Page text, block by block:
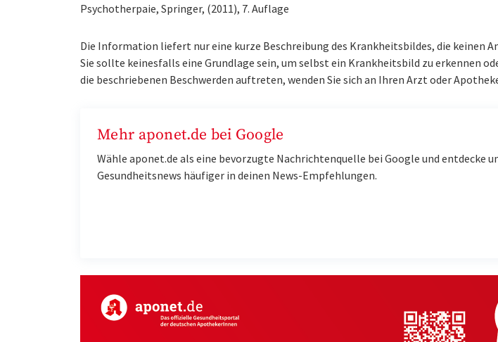
Psychotherpaie, Springer, (2011), 7. Auflage
Die Information liefert nur eine kurze Beschreibung des Krankheitsbildes, die keinen
Sie sollte keinesfalls eine Grundlage sein, um selbst ein Krankheitsbild zu erkennen
die beschriebenen Beschwerden auftreten, wenden Sie sich an Ihren Arzt oder
Mehr aponet.de bei Google
Wähle aponet.de als eine bevorzugte Nachrichtenquelle bei Google und entdecke
Gesundheitsnews häufiger in deinen News-Empfehlungen.